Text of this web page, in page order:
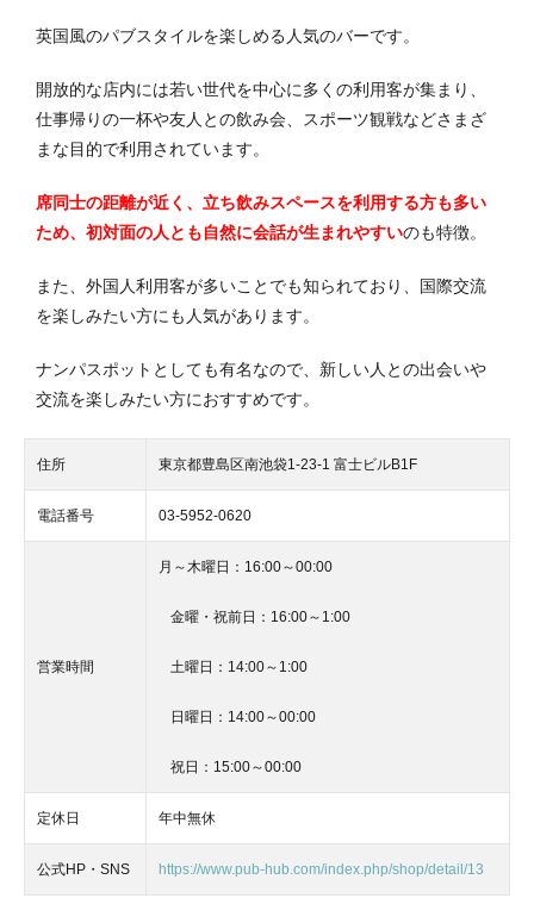
英国風のパブスタイルを楽しめる人気のバーです。
開放的な店内には若い世代を中心に多くの利用客が集まり、
仕事帰りの一杯や友人との飲み会、スポーツ観戦などさまざ
まな目的で利用されています。
席同士の距離が近く、立ち飲みスペースを利用する方も多い
ため、初対面の人とも自然に会話が生まれやすいのも特徴。
また、外国人利用客が多いことでも知られており、国際交流
を楽しみたい方にも人気があります。
ナンパスポットとしても有名なので、新しい人との出会いや
交流を楽しみたい方におすすめです。
住所 東京都豊島区南池袋1-23-1 富士ビルB1F
電話番号 03-5952-0620
営業時間
月～木曜日：16:00～00:00
金曜・祝前日：16:00～1:00
土曜日：14:00～1:00
日曜日：14:00～00:00
祝日：15:00～00:00
定休日 年中無休
公式HP・SNS https://www.pub-hub.com/index.php/shop/detail/13